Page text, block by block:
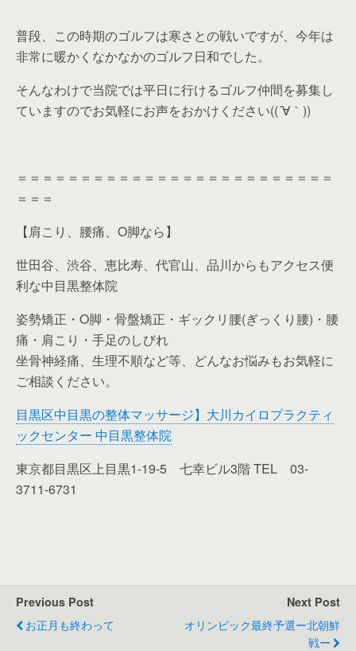
普段、この時期のゴルフは寒さとの戦いですが、今年は
非常に暖かくなかなかのゴルフ日和でした。
そんなわけで当院では平日に行けるゴルフ仲間を募集し
ていますのでお気軽にお声をおかけください((´∀｀))
＝＝＝＝＝＝＝＝＝＝＝＝＝＝＝＝＝＝＝＝＝＝＝＝＝
＝＝＝
【肩こり、腰痛、O脚なら】
世田谷、渋谷、恵比寿、代官山、品川からもアクセス便
利な中目黒整体院
姿勢矯正・O脚・骨盤矯正・ギックリ腰(ぎっくり腰)・腰
痛・肩こり・手足のしびれ
坐骨神経痛、生理不順など等、どんなお悩みもお気軽に
ご相談ください。
目黒区中目黒の整体マッサージ】大川カイロプラクティ
ックセンター 中目黒整体院
東京都目黒区上目黒1-19-5 七幸ビル3階 TEL 03-
3711-6731
Previous Post
お正月も終わって
Next Post
オリンピック最終予選ー北朝鮮
戦ー